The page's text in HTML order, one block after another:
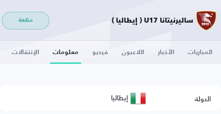
ساليرنيتانا U17 ( إيطاليا ) متابعة
المباريات الأخبار اللاعبون فيديو معلومات الإنتقالات
الدولة إيطاليا